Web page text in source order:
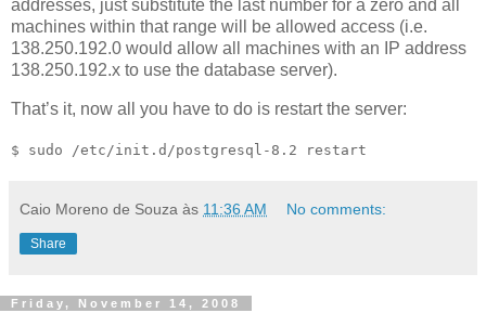
addresses, just substitute the last number for a zero and all
machines within that range will be allowed access (i.e.
138.250.192.0 would allow all machines with an IP address
138.250.192.x to use the database server).
That’s it, now all you have to do is restart the server:
$ sudo /etc/init.d/postgresql-8.2 restart
Caio Moreno de Souza às 11:36 AM No comments:
Share
Friday, November 14, 2008